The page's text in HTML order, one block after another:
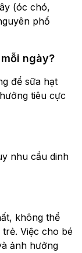
(óc chó,
phổ
ngày?
để sữa hạt
tiêu cực
nhu cầu dinh
không thể
Việc cho bé
ảnh hưởng